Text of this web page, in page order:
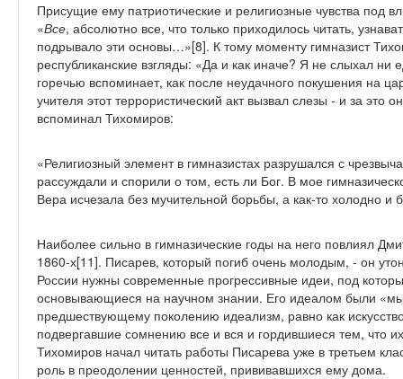
Присущие ему патриотические и религиозные чувства под
«Все, абсолютно все, что только приходилось читать,
подрывало эти основы…»[8]. К тому моменту гимназист
республиканские взгляды: «Да и как иначе? Я не слыхал
горечью вспоминает, как после неудачного покушения на
учителя этот террористический акт вызвал слезы - и за это
вспоминал Тихомиров:
«Религиозный элемент в гимназистах разрушался с
рассуждали и спорили о том, есть ли Бог. В мое
Вера исчезала без мучительной борьбы, а как-то холодно и
Наиболее сильно в гимназические годы на него повлиял
1860-х[11]. Писарев, который погиб очень молодым, - он
России нужны современные прогрессивные идеи, под
основывающиеся на научном знании. Его идеалом были
предшествующему поколению идеализм, равно как
подвергавшие сомнению все и вся и гордившиеся тем, что
Тихомиров начал читать работы Писарева уже в третьем
роль в преодолении ценностей, прививавшихся ему дома.